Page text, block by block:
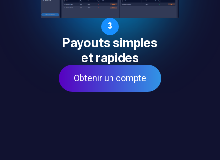
3
Payouts simples
et rapides
Obtenir un compte